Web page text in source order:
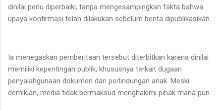
dinilai perlu diperbaiki, tanpa mengesampingkan fakta bahwa
upaya konfirmasi telah dilakukan sebelum berita dipublikasikan.
Ia menegaskan pemberitaan tersebut diterbitkan karena dinilai
memiliki kepentingan publik, khususnya terkait dugaan
penyalahgunaan dokumen dan perlindungan anak. Meski
demikian, media tidak bermaksud menghakimi pihak mana pun.